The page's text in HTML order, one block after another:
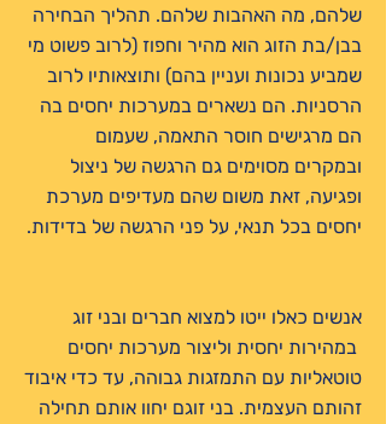
שלהם, מה האהבות שלהם. תהליך הבחירה
בבן/בת הזוג הוא מהיר וחפוז (לרוב פשוט מי
שמביע נכונות ועניין בהם) ותוצאותיו לרוב
הרסניות. הם נשארים במערכות יחסים בה
הם מרגישים חוסר התאמה, שעמום
ובמקרים מסוימים גם הרגשה של ניצול
ופגיעה, זאת משום שהם מעדיפים מערכת
יחסים בכל תנאי, על פני הרגשה של בדידות.
אנשים כאלו ייטו למצוא חברים ובני זוג
במהירות יחסית וליצור מערכות יחסים
טוטאליות עם התמזגות גבוהה, עד כדי איבוד
זהותם העצמית. בני זוגם יחוו אותם תחילה